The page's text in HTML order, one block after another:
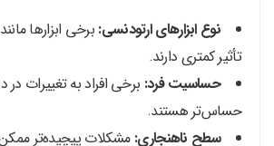
نوع ابزارهای ارتودنسی: برخی ابزارها
تأثیر کمتری دارند.
حساسیت فرد: برخی افراد به تغییرات
حساس‌تر هستند.
سطح ناهنجاری:مشکلات پیچیده‌تر